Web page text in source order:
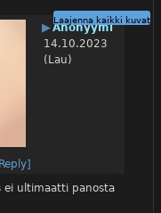
Laajenna kaikki kuvat
▶Anonyymi
14.10.2023
(Lau)
ei ultimaatti panosta